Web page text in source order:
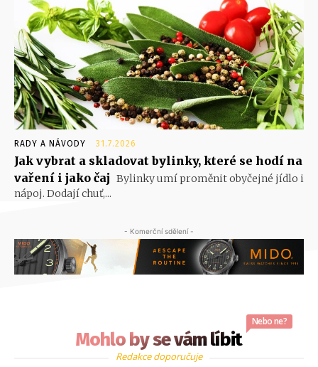
RADY A NÁVODY 31.7.2026
Jak vybrat a skladovat bylinky, které se hodí na
vaření i jako čaj Bylinky umí proměnit obyčejné jídlo i
nápoj. Dodají chuť,...
- Komerční sdělení -
Mohlo by se vám líbit
Nebo ne?
Redakce doporučuje